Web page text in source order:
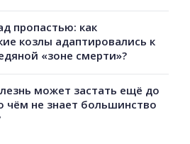
пропастью: как
козлы адаптировались к
«зоне смерти»?
может застать ещё до
чём не знает большинство